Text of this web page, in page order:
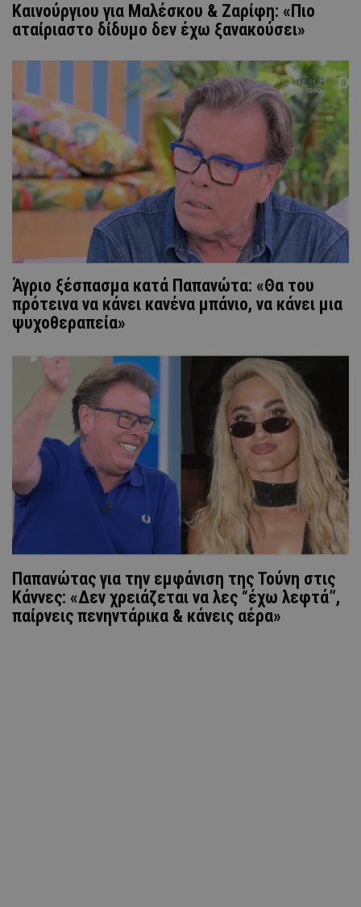
Καινούργιου για Μαλέσκου & Ζαρίφη: «Πιο
αταίριαστο δίδυμο δεν έχω ξανακούσει»
Άγριο ξέσπασμα κατά Παπανώτα: «Θα του
πρότεινα να κάνει κανένα μπάνιο, να κάνει μια
ψυχοθεραπεία»
Παπανώτας για την εμφάνιση της Τούνη στις
Κάννες: «Δεν χρειάζεται να λες “έχω λεφτά”,
παίρνεις πενηντάρικα & κάνεις αέρα»